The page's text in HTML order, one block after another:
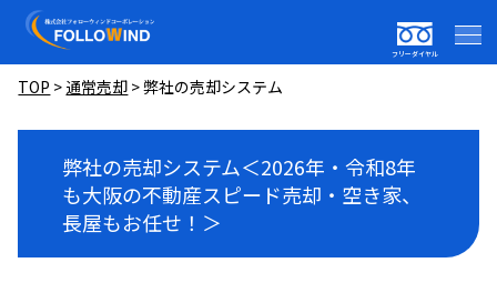
フリーダイヤル
TOP > 通常売却 >弊社の売却システム
弊社の売却システム＜2026年・令和8年
も大阪の不動産スピード売却・空き家、
長屋もお任せ！＞